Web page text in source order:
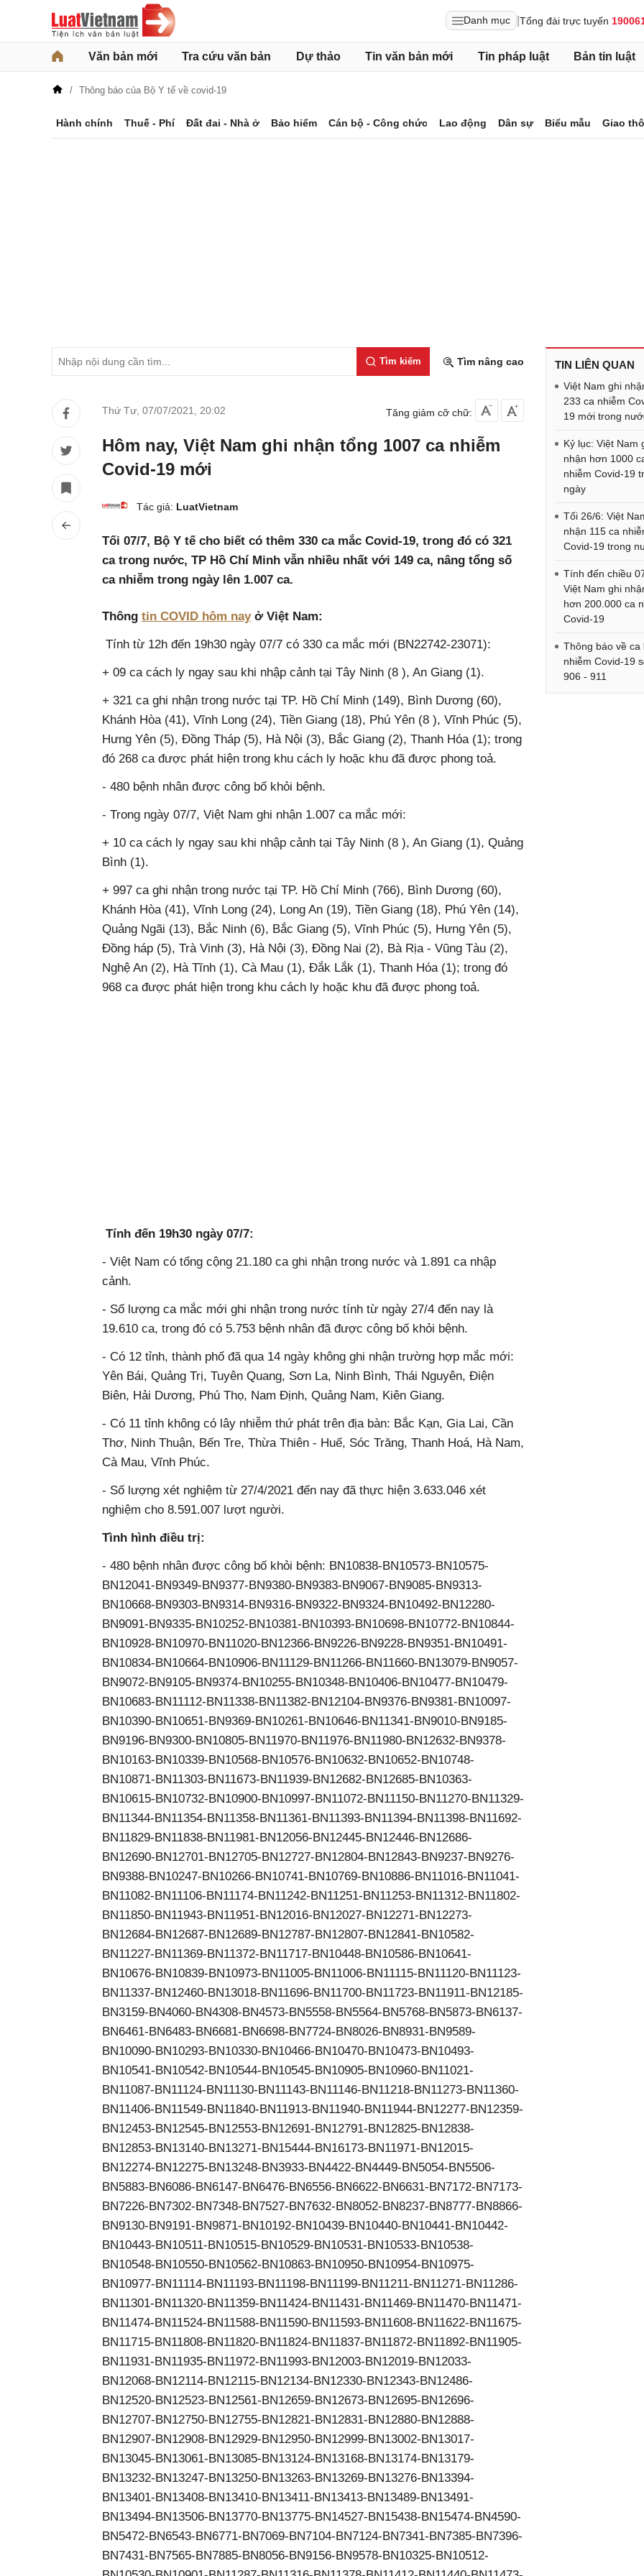
Danh mục Tổng đài trực tuyến
Văn bản mới Tra cứu văn bản Dự thảo Tin văn bản mới Tin pháp luật Bản tin luật
Thông báo của Bộ Y tế về covid-19
Hành chính Thuế - Phí Đất đai - Nhà ở Bảo hiểm Cán bộ - Công chức Lao động Dân sự Biểu mẫu Giao
Tìm kiếm Tìm nâng cao
Thứ Tư, 07/07/2021 20:02 Tăng giảm cỡ chữ:
Hôm nay, Việt Nam ghi nhận tổng 1007 ca nhiễm
Covid-19 mới
Tác giả: LuatVietnam
Tối 07/7, Bộ Y tế cho biết có thêm 330 ca mắc Covid-19, trong đó có 321
ca trong nước, TP Hồ Chí Minh vẫn nhiều nhất với 149 ca, nâng tổng số
ca nhiễm trong ngày lên 1.007 ca.
Thông tin COVID hôm nayở Việt Nam:
Tính từ 12h đến 19h30 ngày 07/7 có 330 ca mắc mới (BN22742-23071):
+ 09 ca cách ly ngay sau khi nhập cảnh tại Tây Ninh (8 ), An Giang (1).
+ 321 ca ghi nhận trong nước tại TP. Hồ Chí Minh (149), Bình Dương (60),
Khánh Hòa (41), Vĩnh Long (24), Tiền Giang (18), Phú Yên (8 ), Vĩnh Phúc (5),
Hưng Yên (5), Đồng Tháp (5), Hà Nội (3), Bắc Giang (2), Thanh Hóa (1); trong
đó 268 ca được phát hiện trong khu cách ly hoặc khu đã được phong toả.
- 480 bệnh nhân được công bố khỏi bệnh.
- Trong ngày 07/7, Việt Nam ghi nhận 1.007 ca mắc mới:
+ 10 ca cách ly ngay sau khi nhập cảnh tại Tây Ninh (8 ), An Giang (1), Quảng
Bình (1).
+ 997 ca ghi nhận trong nước tại TP. Hồ Chí Minh (766), Bình Dương (60),
Khánh Hòa (41), Vĩnh Long (24), Long An (19), Tiền Giang (18), Phú Yên (14),
Quảng Ngãi (13), Bắc Ninh (6), Bắc Giang (5), Vĩnh Phúc (5), Hưng Yên (5),
Đồng háp (5), Trà Vinh (3), Hà Nội (3), Đồng Nai (2), Bà Rịa - Vũng Tàu (2),
Nghệ An (2), Hà Tĩnh (1), Cà Mau (1), Đắk Lắk (1), Thanh Hóa (1); trong đó
968 ca được phát hiện trong khu cách ly hoặc khu đã được phong toả.
Tính đến 19h30 ngày 07/7:
- Việt Nam có tổng cộng 21.180 ca ghi nhận trong nước và 1.891 ca nhập
cảnh.
- Số lượng ca mắc mới ghi nhận trong nước tính từ ngày 27/4 đến nay là
19.610 ca, trong đó có 5.753 bệnh nhân đã được công bố khỏi bệnh.
- Có 12 tỉnh, thành phố đã qua 14 ngày không ghi nhận trường hợp mắc mới:
Yên Bái, Quảng Trị, Tuyên Quang, Sơn La, Ninh Bình, Thái Nguyên, Điện
Biên, Hải Dương, Phú Thọ, Nam Định, Quảng Nam, Kiên Giang.
- Có 11 tỉnh không có lây nhiễm thứ phát trên địa bàn: Bắc Kạn, Gia Lai, Cần
Thơ, Ninh Thuận, Bến Tre, Thừa Thiên - Huế, Sóc Trăng, Thanh Hoá, Hà Nam,
Cà Mau, Vĩnh Phúc.
- Số lượng xét nghiệm từ 27/4/2021 đến nay đã thực hiện 3.633.046 xét
nghiệm cho 8.591.007 lượt người.
Tình hình điều trị:
- 480 bệnh nhân được công bố khỏi bệnh: BN10838-BN10573-BN10575-
BN12041-BN9349-BN9377-BN9380-BN9383-BN9067-BN9085-BN9313-
BN10668-BN9303-BN9314-BN9316-BN9322-BN9324-BN10492-BN12280-
BN9091-BN9335-BN10252-BN10381-BN10393-BN10698-BN10772-BN10844-
BN10928-BN10970-BN11020-BN12366-BN9226-BN9228-BN9351-BN10491-
BN10834-BN10664-BN10906-BN11129-BN11266-BN11660-BN13079-BN9057-
BN9072-BN9105-BN9374-BN10255-BN10348-BN10406-BN10477-BN10479-
BN10683-BN11112-BN11338-BN11382-BN12104-BN9376-BN9381-BN10097-
BN10390-BN10651-BN9369-BN10261-BN10646-BN11341-BN9010-BN9185-
BN9196-BN9300-BN10805-BN11970-BN11976-BN11980-BN12632-BN9378-
BN10163-BN10339-BN10568-BN10576-BN10632-BN10652-BN10748-
BN10871-BN11303-BN11673-BN11939-BN12682-BN12685-BN10363-
BN10615-BN10732-BN10900-BN10997-BN11072-BN11150-BN11270-BN11329-
BN11344-BN11354-BN11358-BN11361-BN11393-BN11394-BN11398-BN11692-
BN11829-BN11838-BN11981-BN12056-BN12445-BN12446-BN12686-
BN12690-BN12701-BN12705-BN12727-BN12804-BN12843-BN9237-BN9276-
BN9388-BN10247-BN10266-BN10741-BN10769-BN10886-BN11016-BN11041-
BN11082-BN11106-BN11174-BN11242-BN11251-BN11253-BN11312-BN11802-
BN11850-BN11943-BN11951-BN12016-BN12027-BN12271-BN12273-
BN12684-BN12687-BN12689-BN12787-BN12807-BN12841-BN10582-
BN11227-BN11369-BN11372-BN11717-BN10448-BN10586-BN10641-
BN10676-BN10839-BN10973-BN11005-BN11006-BN11115-BN11120-BN11123-
BN11337-BN12460-BN13018-BN11696-BN11700-BN11723-BN11911-BN12185-
BN3159-BN4060-BN4308-BN4573-BN5558-BN5564-BN5768-BN5873-BN6137-
BN6461-BN6483-BN6681-BN6698-BN7724-BN8026-BN8931-BN9589-
BN10090-BN10293-BN10330-BN10466-BN10470-BN10473-BN10493-
BN10541-BN10542-BN10544-BN10545-BN10905-BN10960-BN11021-
BN11087-BN11124-BN11130-BN11143-BN11146-BN11218-BN11273-BN11360-
BN11406-BN11549-BN11840-BN11913-BN11940-BN11944-BN12277-BN12359-
BN12453-BN12545-BN12553-BN12691-BN12791-BN12825-BN12838-
BN12853-BN13140-BN13271-BN15444-BN16173-BN11971-BN12015-
BN12274-BN12275-BN13248-BN3933-BN4422-BN4449-BN5054-BN5506-
BN5883-BN6086-BN6147-BN6476-BN6556-BN6622-BN6631-BN7172-BN7173-
BN7226-BN7302-BN7348-BN7527-BN7632-BN8052-BN8237-BN8777-BN8866-
BN9130-BN9191-BN9871-BN10192-BN10439-BN10440-BN10441-BN10442-
BN10443-BN10511-BN10515-BN10529-BN10531-BN10533-BN10538-
BN10548-BN10550-BN10562-BN10863-BN10950-BN10954-BN10975-
BN10977-BN11114-BN11193-BN11198-BN11199-BN11211-BN11271-BN11286-
BN11301-BN11320-BN11359-BN11424-BN11431-BN11469-BN11470-BN11471-
BN11474-BN11524-BN11588-BN11590-BN11593-BN11608-BN11622-BN11675-
BN11715-BN11808-BN11820-BN11824-BN11837-BN11872-BN11892-BN11905-
BN11931-BN11935-BN11972-BN11993-BN12003-BN12019-BN12033-
BN12068-BN12114-BN12115-BN12134-BN12330-BN12343-BN12486-
BN12520-BN12523-BN12561-BN12659-BN12673-BN12695-BN12696-
BN12707-BN12750-BN12755-BN12821-BN12831-BN12880-BN12888-
BN12907-BN12908-BN12929-BN12950-BN12999-BN13002-BN13017-
BN13045-BN13061-BN13085-BN13124-BN13168-BN13174-BN13179-
BN13232-BN13247-BN13250-BN13263-BN13269-BN13276-BN13394-
BN13401-BN13408-BN13410-BN13411-BN13413-BN13489-BN13491-
BN13494-BN13506-BN13770-BN13775-BN14527-BN15438-BN15474-BN4590-
BN5472-BN6543-BN6771-BN7069-BN7104-BN7124-BN7341-BN7385-BN7396-
BN7431-BN7565-BN7885-BN8056-BN9156-BN9578-BN10325-BN10512-
TIN LIÊN QUAN
Việt Nam ghi
233 ca nhiễm
19 mới trong
Kỷ lục: Việt Nam
nhận hơn 1000
nhiễm Covid-19
ngày
Tối 26/6: Việt
nhận 115 ca
Covid-19 trong
Tính đến chiều
Việt Nam ghi
hơn 200.000 ca
Covid-19
Thông báo về ca
nhiễm Covid-19
906 - 911